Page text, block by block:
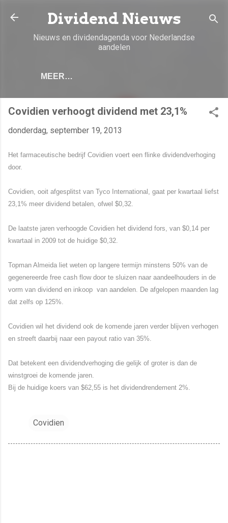
Doorgaan naar hoofdcontent
Dividend Nieuws
Nieuws en dividendagenda voor Nederlandse
aandelen
MEER…
Covidien verhoogt dividend met 23,1%
donderdag, september 19, 2013
Het farmaceutische bedrijf Covidien voert een flinke dividendverhoging
door.
Covidien, ooit afgesplitst van Tyco International, gaat per kwartaal liefst
23,1% meer dividend betalen, ofwel $0,32.
De laatste jaren verhoogde Covidien het dividend fors, van $0,14 per
kwartaal in 2009 tot de huidige $0,32.
Topman Almeida liet weten op langere termijn minstens 50% van de
gegenereerde free cash flow door te sluizen naar aandeelhouders in de
vorm van dividend en inkoop van aandelen. De afgelopen maanden lag
dat zelfs op 125%.
Covidien wil het dividend ook de komende jaren verder blijven verhogen
en streeft daarbij naar een payout ratio van 35%.
Dat betekent een dividendverhoging die gelijk of groter is dan de
winstgroei de komende jaren.
Bij de huidige koers van $62,55 is het dividendrendement 2%.
Covidien